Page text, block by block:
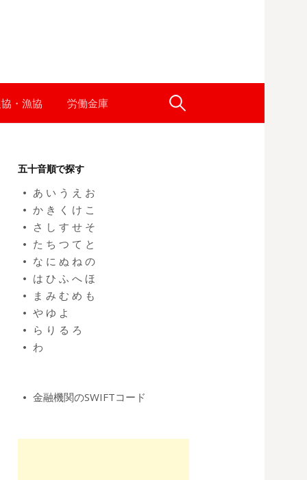
・漁協 労働金庫 検
五十音順で探す
あ い う え お
か き く け こ
さ し す せ そ
た ち つ て と
な に ぬ ね の
は ひ ふ へ ほ
ま み む め も
や ゆ よ
ら り る ろ
わ
金融機関のSWIFTコード